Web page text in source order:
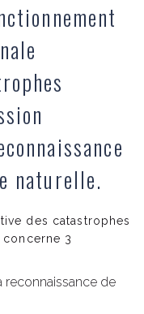
naturelle.
des catastrophes
3
reconnaissance de